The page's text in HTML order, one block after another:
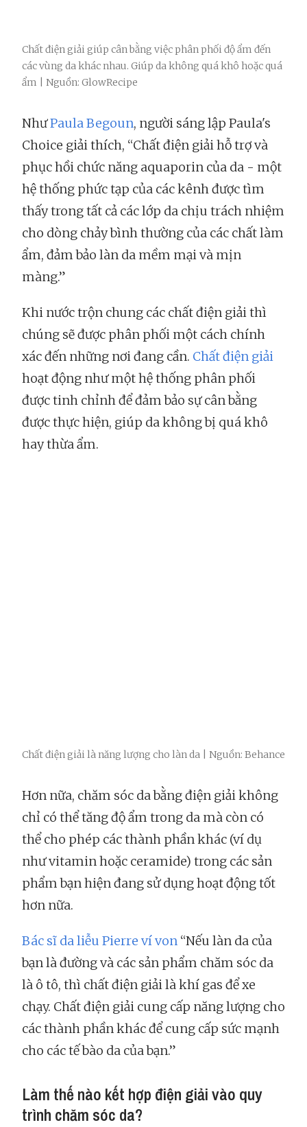
Chất điện giải giúp cân bằng việc phân phối độ ẩm đến
các vùng da khác nhau. Giúp da không quá khô hoặc quá
ẩm | Nguồn: GlowRecipe
NhưPaula Begoun, người sáng lập Paula's
Choice giải thích, “Chất điện giải hỗ trợ và
phục hồi chức năng aquaporin của da - một
hệ thống phức tạp của các kênh được tìm
thấy trong tất cả các lớp da chịu trách nhiệm
cho dòng chảy bình thường của các chất làm
ẩm, đảm bảo làn da mềm mại và mịn
màng.”
Khi nước trộn chung các chất điện giải thì
chúng sẽ được phân phối một cách chính
xác đến những nơi đang cần. Chất điện giải
hoạt động như một hệ thống phân phối
được tinh chỉnh để đảm bảo sự cân bằng
được thực hiện, giúp da không bị quá khô
hay thừa ẩm.
Chất điện giải là năng lượng cho làn da | Nguồn: Behance
Hơn nữa, chăm sóc da bằng điện giải không
chỉ có thể tăng độ ẩm trong da mà còn có
thể cho phép các thành phần khác (ví dụ
như vitamin hoặc ceramide) trong các sản
phẩm bạn hiện đang sử dụng hoạt động tốt
hơn nữa.
Bác sĩ da liễu Pierre ví von “Nếu làn da của
bạn là đường và các sản phẩm chăm sóc da
là ô tô, thì chất điện giải là khí gas để xe
chạy. Chất điện giải cung cấp năng lượng cho
các thành phần khác để cung cấp sức mạnh
cho các tế bào da của bạn.”
Làm thế nào kết hợp điện giải vào quy
trình chăm sóc da?